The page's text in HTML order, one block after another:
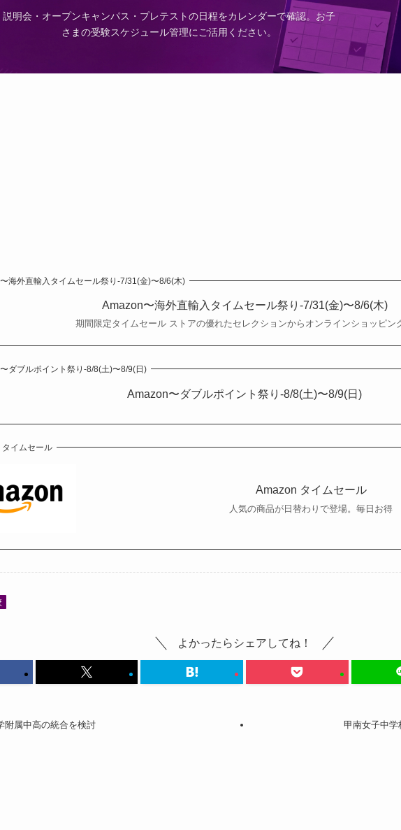
説明会・オープンキャンパス・プレテストの日程をカレンダーで確認。お子
さまの受験スケジュール管理にご活用ください。
海外直輸入タイムセール祭り-7/31(金)〜8/6(木)
Amazon〜海外直輸入タイムセール祭り-7/31(金)〜8/6(木)
期間限定タイムセール ストアの優れたセレクションからオンラインショッピン
ダブルポイント祭り-8/8(土)〜8/9(日)
Amazon〜ダブルポイント祭り-8/8(土)〜8/9(日)
イムセール
Amazon タイムセール
人気の商品が日替わりで登場。毎日お得
よかったらシェアしてね！
附属中高の統合を検討 甲南女子中学